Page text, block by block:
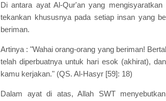
Di antara ayat Al-Qur'an yang
tekankan khususnya pada setiap insan yang
beriman.
Artinya : "Wahai orang-orang yang beriman!
telah diperbuatnya untuk hari esok (akhirat),
kamu kerjakan." (QS. Al-Hasyr [59]: 18)
Dalam ayat di atas, Allah SWT